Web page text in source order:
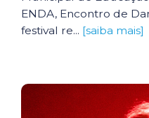
ENDA, Encontro de
festival re... [saiba mais]